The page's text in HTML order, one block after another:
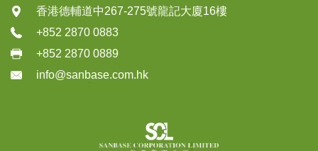
香港德輔道中267-275號龍記大廈16樓
+852 2870 0883
+852 2870 0889
info@sanbase.com.hk